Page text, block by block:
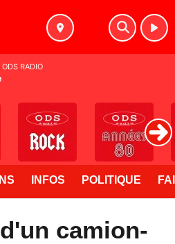
INFOS POLITIQUE
camion-
RADIO